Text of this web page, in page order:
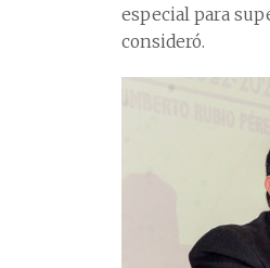
especial para
consideró.